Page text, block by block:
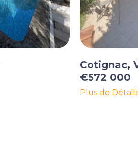
Cotignac,
€572 000
Plus de Détails